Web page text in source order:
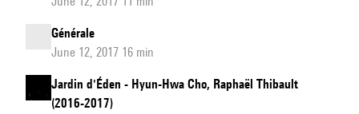
Générale
June 12, 2017 16 min
Jardin d'Éden - Hyun-Hwa Cho, Raphaël Thibault
(2016-2017)